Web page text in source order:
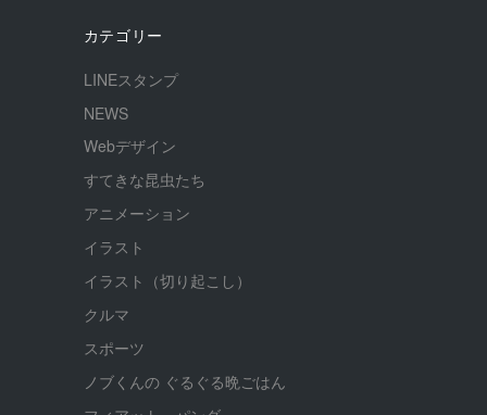
カテゴリー
LINEスタンプ
NEWS
Webデザイン
すてきな昆虫たち
アニメーション
イラスト
イラスト（切り起こし）
クルマ
スポーツ
ノブくんの ぐるぐる晩ごはん